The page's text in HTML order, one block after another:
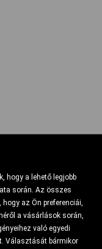
hogy a lehető legjobb
során. Az összes
az Ön preferenciái,
a vásárlások során,
való egyedi
Választását bármikor